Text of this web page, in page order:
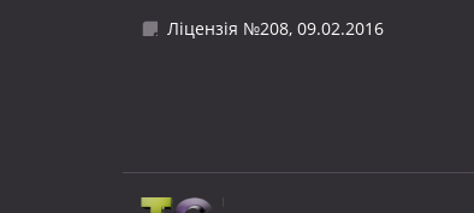
Ліцензія №208, 09.02.2016